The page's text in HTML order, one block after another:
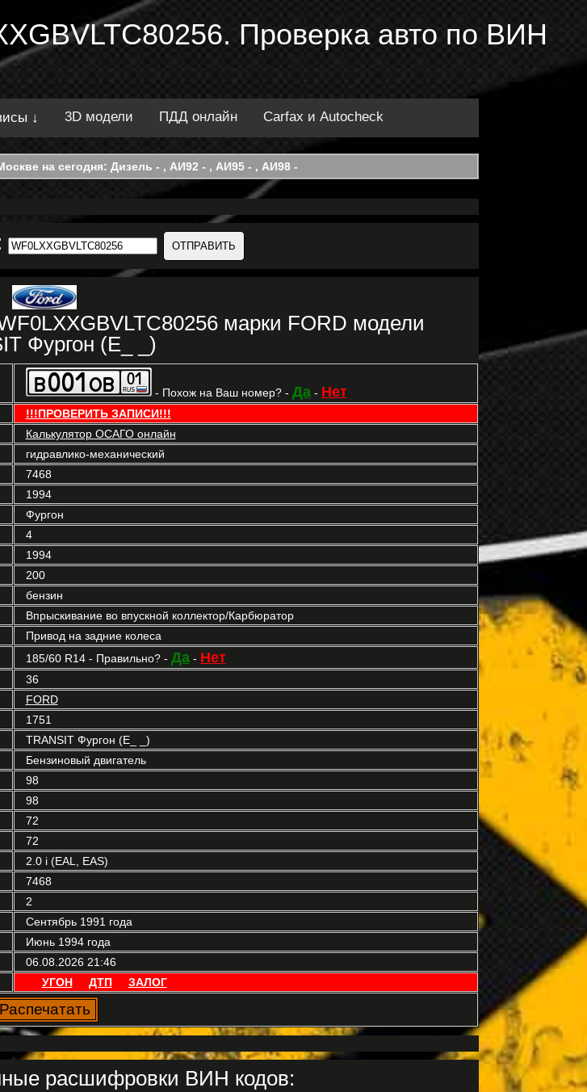
Проверка авто по ВИН
↓ 3D модели ПДД онлайн Carfax и Autocheck
на сегодня: Дизель - , АИ92 - , АИ95 - , АИ98 -
марки FORD модели
Фургон (E_ _)
- Похож на Ваш номер? - Да- Нет
!!!ПРОВЕРИТЬ ЗАПИСИ!!!
Калькулятор ОСАГО онлайн
гидравлико-механический
7468
1994
Фургон
4
1994
200
бензин
Впрыскивание во впускной коллектор/Карбюратор
Привод на задние колеса
185/60 R14 - Правильно? - Да- Нет
36
FORD
1751
TRANSIT Фургон (E_ _)
Бензиновый двигатель
98
98
72
72
2.0 i (EAL, EAS)
7468
2
Сентябрь 1991 года
Июнь 1994 года
06.08.2026 21:46
УГОН ДТП ЗАЛОГ
расшифровки ВИН кодов: